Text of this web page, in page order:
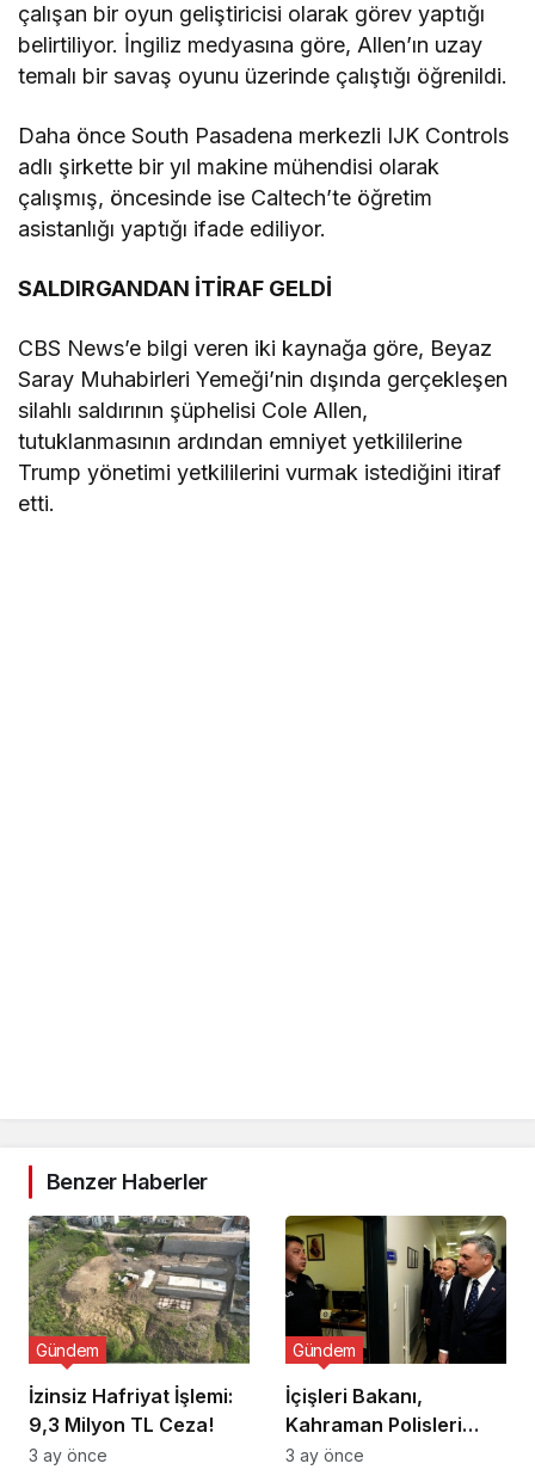
çalışan bir oyun geliştiricisi olarak görev yaptığı
belirtiliyor. İngiliz medyasına göre, Allen’ın uzay
temalı bir savaş oyunu üzerinde çalıştığı öğrenildi.
Daha önce South Pasadena merkezli IJK Controls
adlı şirkette bir yıl makine mühendisi olarak
çalışmış, öncesinde ise Caltech’te öğretim
asistanlığı yaptığı ifade ediliyor.
SALDIRGANDAN İTİRAF GELDİ
CBS News’e bilgi veren iki kaynağa göre, Beyaz
Saray Muhabirleri Yemeği’nin dışında gerçekleşen
silahlı saldırının şüphelisi Cole Allen,
tutuklanmasının ardından emniyet yetkililerine
Trump yönetimi yetkililerini vurmak istediğini itiraf
etti.
Benzer Haberler
İzinsiz Hafriyat İşlemi:
9,3 Milyon TL Ceza!
Gündem
3 ay önce
İçişleri Bakanı,
Kahraman Polisleri
Ziyaret Etti
Gündem
3 ay önce